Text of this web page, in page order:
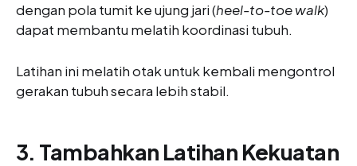
dengan pola tumit ke ujung jari (heel-to-toe walk)
dapat membantu melatih koordinasi tubuh.
Latihan ini melatih otak untuk kembali mengontrol
gerakan tubuh secara lebih stabil.
3. Tambahkan Latihan Kekuatan